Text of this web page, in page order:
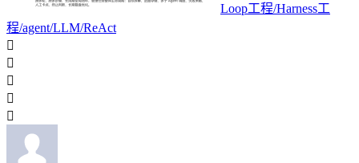
Loop工程/Harness工
程/agent/LLM/ReAct




